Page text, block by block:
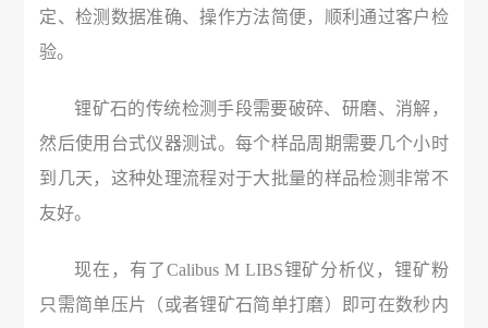
定、检测数据准确、操作方法简便，顺利通过客户检
验。
锂矿石的传统检测手段需要破碎、研磨、消解，
然后使用台式仪器测试。每个样品周期需要几个小时
到几天，这种处理流程对于大批量的样品检测非常不
友好。
现在，有了Calibus M LIBS锂矿分析仪，锂矿粉
只需简单压片（或者锂矿石简单打磨）即可在数秒内